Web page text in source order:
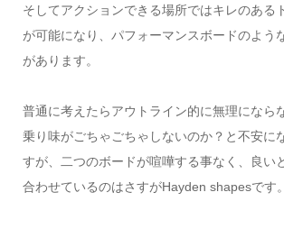
そしてアクションできる場所ではキレのある
が可能になり、パフォーマンスボードのよう
があります。
普通に考えたらアウトライン的に無理になら
乗り味がごちゃごちゃしないのか？と不安に
すが、二つのボードが喧嘩する事なく、良い
合わせているのはさすがHayden shapesです。